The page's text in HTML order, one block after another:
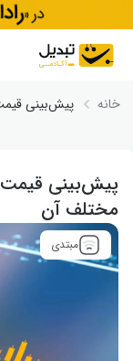
Skip to content
خانه پیش‌بینی
پیش‌بینی قیمت
مختلف آن
مبتدی